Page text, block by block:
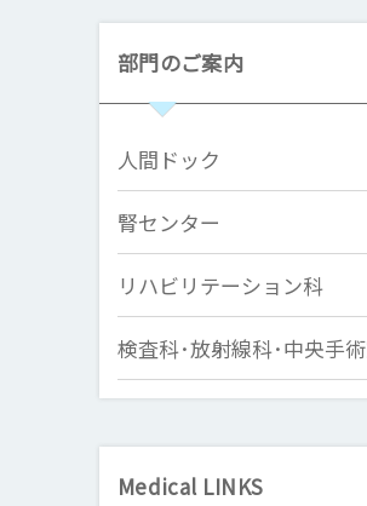
部門のご案内
人間ドック
腎センター
リハビリテーション科
検査科･放射線科･中央手
Medical LINKS